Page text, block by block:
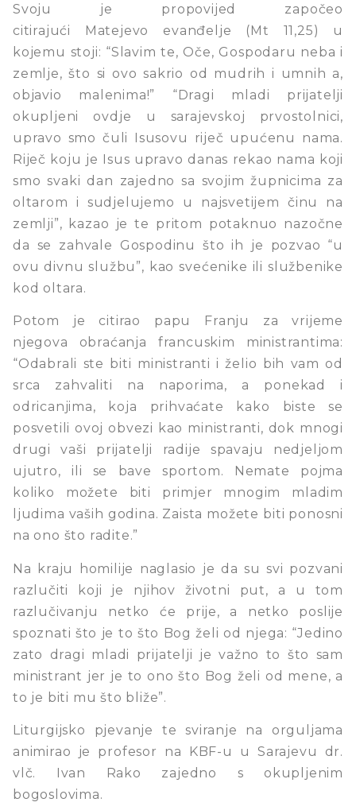
Svoju je propovijed započeo
citirajući Matejevo evanđelje (Mt 11,25) u
kojemu stoji: “Slavim te, Oče, Gospodaru neba i
zemlje, što si ovo sakrio od mudrih i umnih a,
objavio malenima!” “Dragi mladi prijatelji
okupljeni ovdje u sarajevskoj prvostolnici,
upravo smo čuli Isusovu riječ upućenu nama.
Riječ koju je Isus upravo danas rekao nama koji
smo svaki dan zajedno sa svojim župnicima za
oltarom i sudjelujemo u najsvetijem činu na
zemlji”, kazao je te pritom potaknuo nazočne
da se zahvale Gospodinu što ih je pozvao “u
ovu divnu službu”, kao svećenike ili službenike
kod oltara.
Potom je citirao papu Franju za vrijeme
njegova obraćanja francuskim ministrantima:
“Odabrali ste biti ministranti i želio bih vam od
srca zahvaliti na naporima, a ponekad i
odricanjima, koja prihvaćate kako biste se
posvetili ovoj obvezi kao ministranti, dok mnogi
drugi vaši prijatelji radije spavaju nedjeljom
ujutro, ili se bave sportom. Nemate pojma
koliko možete biti primjer mnogim mladim
ljudima vaših godina. Zaista možete biti ponosni
na ono što radite.”
Na kraju homilije
naglasio je da su svi pozvani
razlučiti koji je njihov životni put, a u tom
razlučivanju netko će prije, a netko poslije
spoznati što je to što Bog želi od njega: “Jedino
zato dragi mladi prijatelji je važno to što sam
ministrant jer je to ono što Bog želi od mene, a
to je biti mu što bliže”.
Liturgijsko pjevanje te sviranje na orguljama
animirao je profesor na KBF-u u Sarajevu dr.
vlč. Ivan Rako zajedno s okupljenim
bogoslovima.